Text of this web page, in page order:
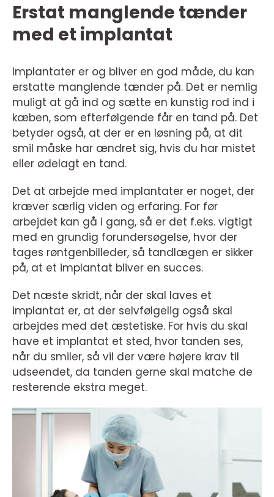
Erstat manglende tænder
med et implantat
Implantater er og bliver en god måde, du kan
erstatte manglende tænder på. Det er nemlig
muligt at gå ind og sætte en kunstig rod ind i
kæben, som efterfølgende får en tand på. Det
betyder også, at der er en løsning på, at dit
smil måske har ændret sig, hvis du har mistet
eller ødelagt en tand.
Det at arbejde med implantater er noget, der
kræver særlig viden og erfaring. For før
arbejdet kan gå i gang, så er det f.eks. vigtigt
med en grundig forundersøgelse, hvor der
tages røntgenbilleder, så tandlægen er sikker
på, at et implantat bliver en succes.
Det næste skridt, når der skal laves et
implantat er, at der selvfølgelig også skal
arbejdes med det æstetiske. For hvis du skal
have et implantat et sted, hvor tanden ses,
når du smiler, så vil der være højere krav til
udseendet, da tanden gerne skal matche de
resterende ekstra meget.